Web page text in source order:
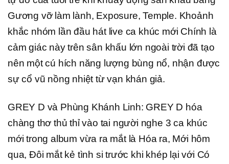
Gương vỡ làm lành, Exposure, Temple. Khoảnh
khắc nhóm lần đầu hát live ca khúc mới Chính là
cảm giác này trên sân khấu lớn ngoài trời đã tạo
nên một cú hích năng lượng bùng nổ, nhận được
sự cổ vũ nồng nhiệt từ vạn khán giả.
GREY D và Phùng Khánh Linh: GREY D hóa
chàng thơ thủ thỉ vào tai người nghe 3 ca khúc
mới trong album vừa ra mắt là Hóa ra, Mới hôm
qua, Đôi mắt kẻ tình si trước khi khép lại với Có